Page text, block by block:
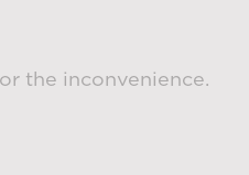
the inconvenience.